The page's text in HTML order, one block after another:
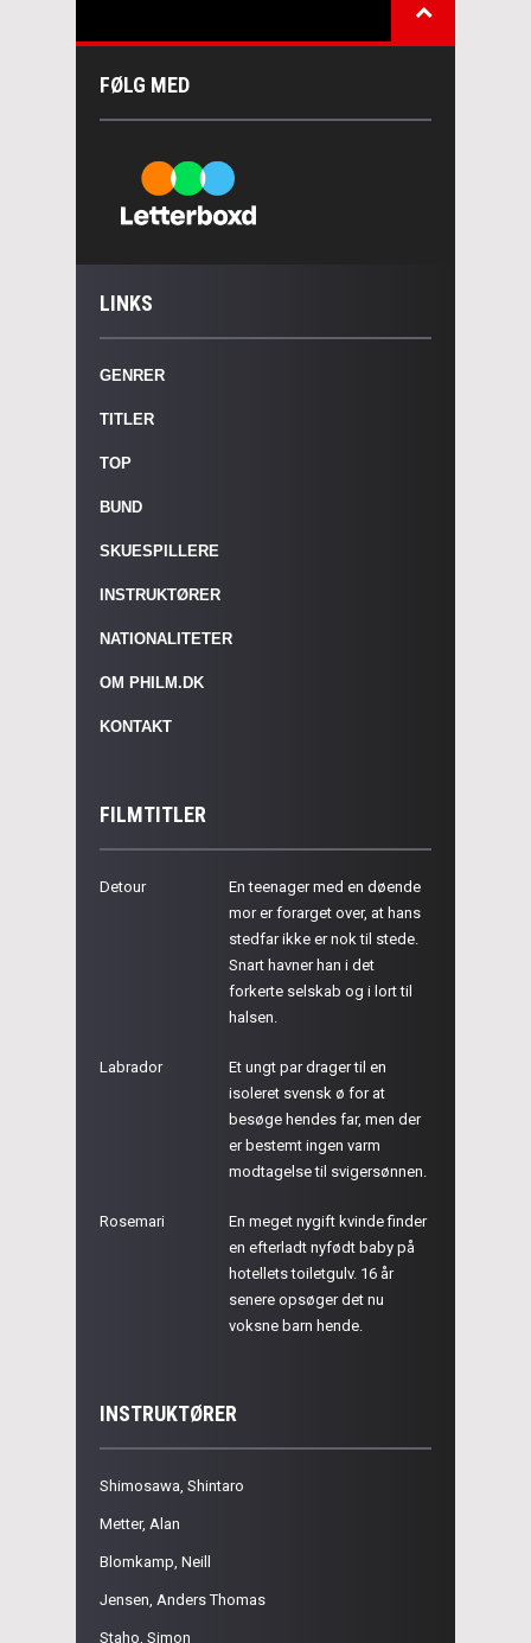
FØLG MED
LINKS
GENRER
TITLER
TOP
BUND
SKUESPILLERE
INSTRUKTØRER
NATIONALITETER
OM PHILM.DK
KONTAKT
FILMTITLER
Detour
En teenager med en døende
mor er forarget over, at hans
stedfar ikke er nok til stede.
Snart havner han i det
forkerte selskab og i lort til
halsen.
Labrador
Et ungt par drager til en
isoleret svensk ø for at
besøge hendes far, men der
er bestemt ingen varm
modtagelse til svigersønnen.
Rosemari
En meget nygift kvinde finder
en efterladt nyfødt baby på
hotellets toiletgulv. 16 år
senere opsøger det nu
voksne barn hende.
INSTRUKTØRER
Shimosawa, Shintaro
Metter, Alan
Blomkamp, Neill
Jensen, Anders Thomas
Staho, Simon